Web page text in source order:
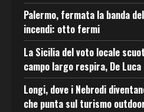
Palermo, fermata la banda
incendi: otto fermi
La Sicilia del voto locale
campo largo respira, De
Longi, dove i Nebrodi
che punta sul turismo